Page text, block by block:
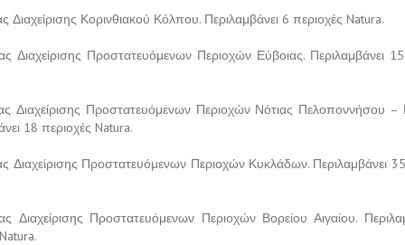
Διαχείρισης Κορινθιακού Κόλπου. Περιλαμβάνει 6 περιοχές Natura.
Διαχείρισης Προστατευόμενων Περιοχών Εύβοιας. Περιλαμβάνει
Διαχείρισης Προστατευόμενων Περιοχών Νότιας Πελοποννήσου
18 περιοχές Natura.
Διαχείρισης Προστατευόμενων Περιοχών Κυκλάδων. Περιλαμβάνει
Διαχείρισης Προστατευόμενων Περιοχών Βορείου Αιγαίου.